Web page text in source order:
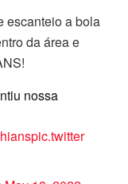
escanteio a bola
da área e
nossa
pic.twitter